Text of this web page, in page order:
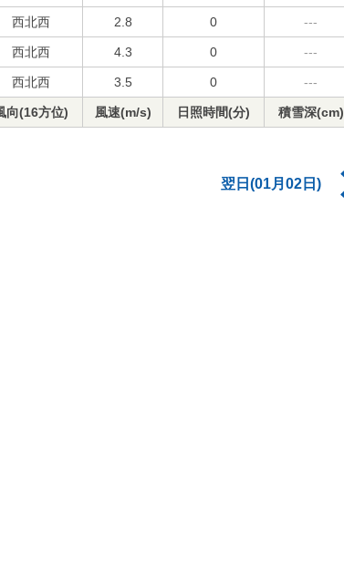
西北西 2.8 0 ---
西北西 4.3 0 ---
西北西 3.5 0 ---
向(16方位) 風速(m/s) 日照時間(分) 積雪深(cm)
翌日(01月02日)